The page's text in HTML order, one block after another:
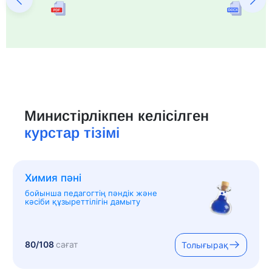
Министірлікпен келісілген
курстар тізімі
Химия пәні
бойынша педагогтің пәндік және
кәсіби құзыреттілігін дамыту
80/108сағат Толығырақ